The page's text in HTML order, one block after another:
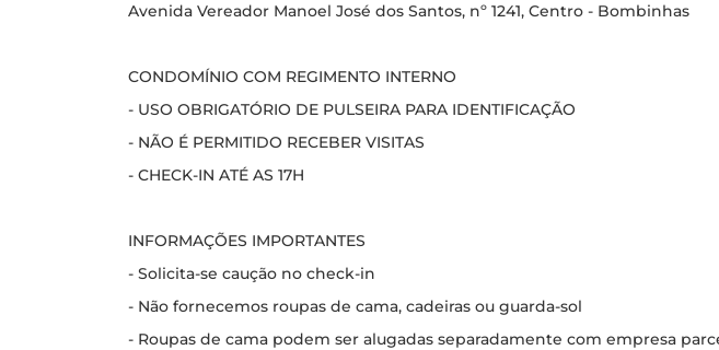
Avenida Vereador Manoel José dos Santos, nº 1241, Centro - Bombinhas
CONDOMÍNIO COM REGIMENTO INTERNO
- USO OBRIGATÓRIO DE PULSEIRA PARA IDENTIFICAÇÃO
- NÃO É PERMITIDO RECEBER VISITAS
- CHECK-IN ATÉ AS 17H
INFORMAÇÕES IMPORTANTES
- Solicita-se caução no check-in
- Não fornecemos roupas de cama, cadeiras ou guarda-sol
- Roupas de cama podem ser alugadas separadamente com empresa